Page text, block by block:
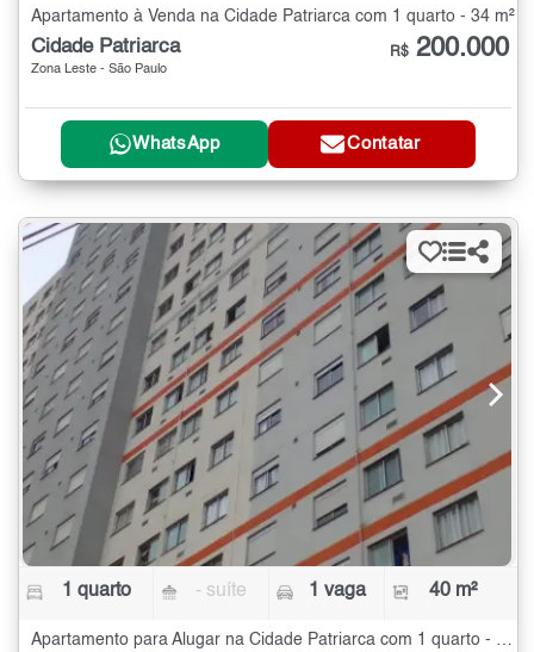
Apartamento à Venda na Cidade Patriarca com 1 quarto - 34 m²
Cidade Patriarca
Zona Leste - São Paulo
R$ 200.000
WhatsApp Contatar
1 quarto - suíte 1 vaga 40 m²